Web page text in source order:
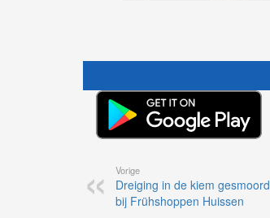
Vorige
Dreiging in de kiem gesmoord
bij Frühshoppen Huissen